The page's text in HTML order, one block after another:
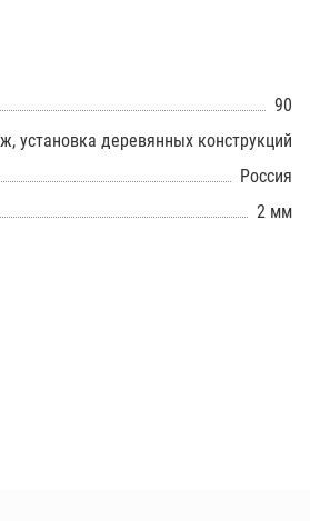
90
установка деревянных конструкций
Россия
2 мм